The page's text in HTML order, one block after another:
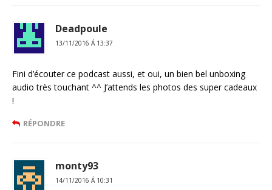
Deadpoule
13/11/2016 Á 13:37
Fini d’écouter ce podcast aussi, et oui, un bien bel unboxing
audio très touchant ^^ J’attends les photos des super cadeaux
!
RÉPONDRE
monty93
14/11/2016 Á 10:31